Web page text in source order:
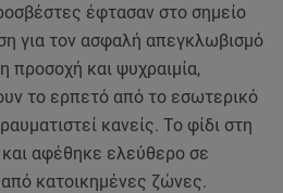
έφτασαν στο σημείο
για τον ασφαλή απεγκλωβισμό
προσοχή και ψυχραιμία,
το ερπετό από το εσωτερικό
κανείς. Το φίδι στη
αφέθηκε ελεύθερο σε
κατοικημένες ζώνες.